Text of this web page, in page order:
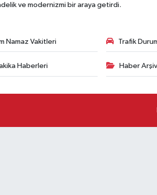
ve modernizmi bir araya getirdi.
Namaz Vakitleri Trafik
Haberleri Haber